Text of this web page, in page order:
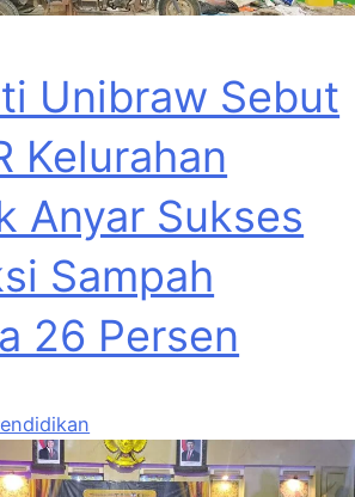
Unibraw Sebut
Kelurahan
Anyar Sukses
Sampah
26 Persen